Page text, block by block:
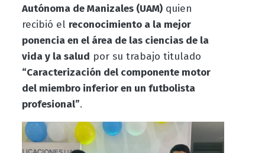
Autónoma de Manizales (UAM)quien
recibió el reconocimiento a la mejor
ponencia en el área de las ciencias de la
vida y la salud por su trabajo titulado
“Caracterización del componente motor
del miembro inferior en un futbolista
profesional”.